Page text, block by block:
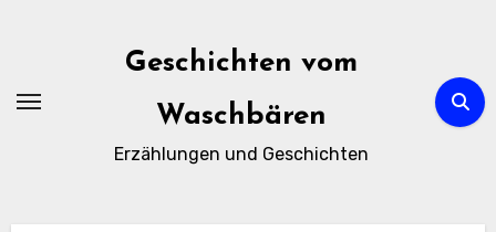
Geschichten vom
Waschbären
Erzählungen und Geschichten